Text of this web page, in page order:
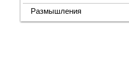
Размышления